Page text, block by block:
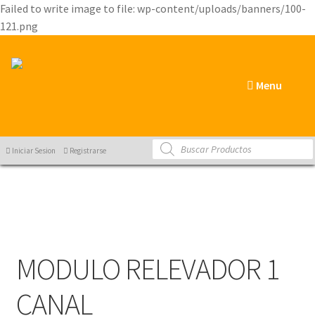
Failed to write image to file: wp-content/uploads/banners/100-
121.png
Menu
Products
search
Iniciar Sesion Registrarse
MODULO RELEVADOR 1
CANAL